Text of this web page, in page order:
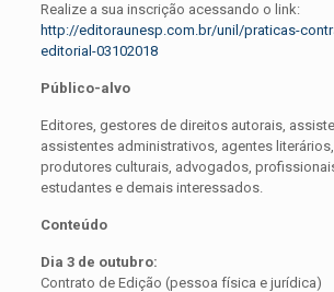
Realize a sua inscrição acessando o link:
http://editoraunesp.com.br/unil/praticas-
editorial-03102018
Público-alvo
Editores, gestores de direitos autorais,
assistentes administrativos, agentes
produtores culturais, advogados,
estudantes e demais interessados.
Conteúdo
Dia 3 de outubro:
Contrato de Edição (pessoa física e jurídica)